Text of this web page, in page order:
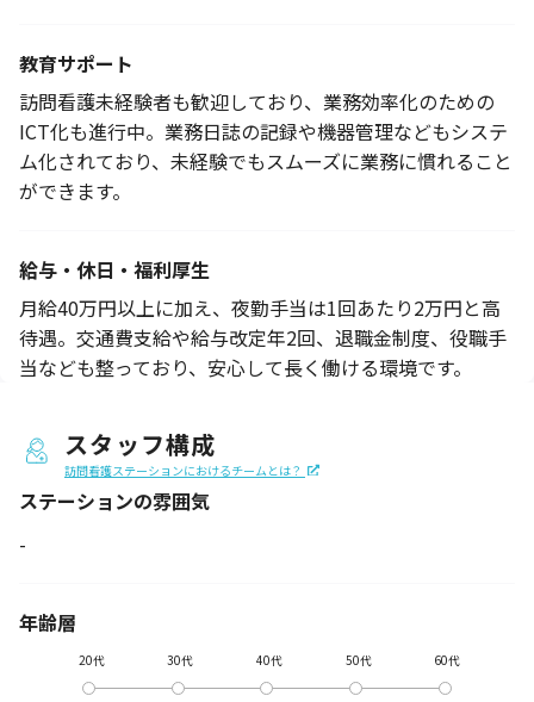
教育サポート
訪問看護未経験者も歓迎しており、業務効率化のための
ICT化も進行中。業務日誌の記録や機器管理などもシステ
ム化されており、未経験でもスムーズに業務に慣れること
ができます。
給与・休日・福利厚生
月給40万円以上に加え、夜勤手当は1回あたり2万円と高
待遇。交通費支給や給与改定年2回、退職金制度、役職手
当なども整っており、安心して長く働ける環境です。
スタッフ構成
訪問看護ステーションにおけるチームとは？
ステーションの雰囲気
-
年齢層
20代 30代 40代 50代 60代